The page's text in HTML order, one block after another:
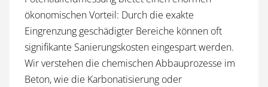
ökonomischen Vorteil: Durch die exakte
Eingrenzung geschädigter Bereiche können oft
signifikante Sanierungskosten eingespart werden.
Wir verstehen die chemischen Abbauprozesse im
Beton, wie die Karbonatisierung oder